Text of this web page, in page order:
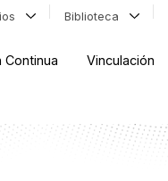
Biblioteca
Continua Vinculación